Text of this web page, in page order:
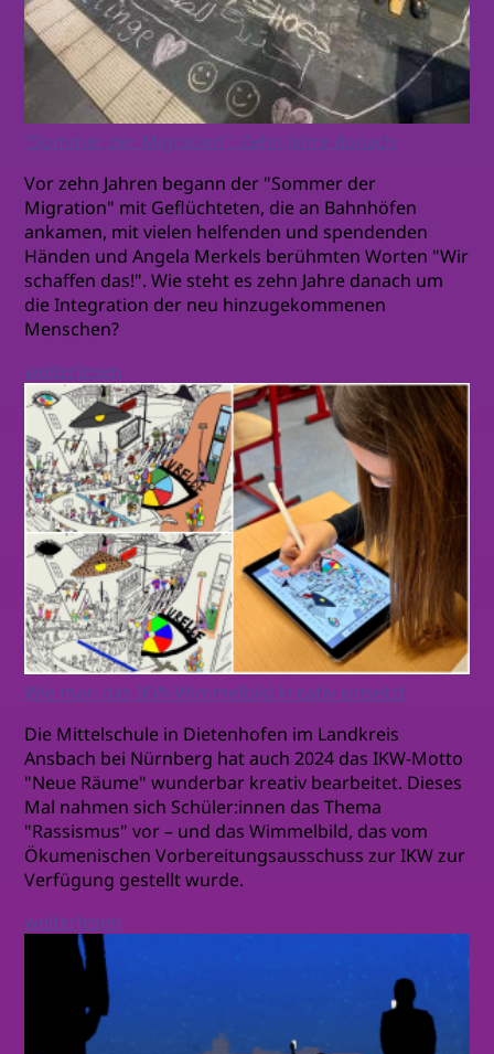
"Sommer der Migration": Zehn Jahre danach
Vor zehn Jahren begann der "Sommer der
Migration" mit Geflüchteten, die an Bahnhöfen
ankamen, mit vielen helfenden und spendenden
Händen und Angela Merkels berühmten Worten "Wir
schaffen das!". Wie steht es zehn Jahre danach um
die Integration der neu hinzugekommenen
Menschen?
weiterlesen
Wie man das IKW-Wimmelbild kreativ einsetzt
Die Mittelschule in Dietenhofen im Landkreis
Ansbach bei Nürnberg hat auch 2024 das IKW-Motto
"Neue Räume" wunderbar kreativ bearbeitet. Dieses
Mal nahmen sich Schüler:innen das Thema
"Rassismus" vor – und das Wimmelbild, das vom
Ökumenischen Vorbereitungsausschuss zur IKW zur
Verfügung gestellt wurde.
weiterlesen